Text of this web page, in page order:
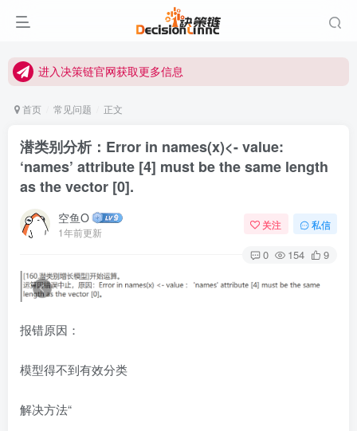
进入决策链Wiki获取官方使用指南
进入决策链官网获取更多信息
关注Bilibili官方视频号获取更多教程
首页 常见问题 正文
潜类别分析：Error in names(x)<- value:
‘names’ attribute [4] must be the same length
as the vector [0].
空鱼O
1年前更新
关注 私信
0 154 9
报错原因：
模型得不到有效分类
解决方法“